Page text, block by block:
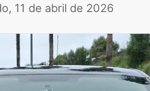
11 de abril de 2026